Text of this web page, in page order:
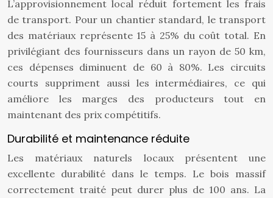
L’approvisionnement local réduit fortement les frais
de transport. Pour un chantier standard, le transport
des matériaux représente 15 à 25% du coût total. En
privilégiant des fournisseurs dans un rayon de 50 km,
ces dépenses diminuent de 60 à 80%. Les circuits
courts suppriment aussi les intermédiaires, ce qui
améliore les marges des producteurs tout en
maintenant des prix compétitifs.
Durabilité et maintenance réduite
Les matériaux naturels locaux présentent une
excellente durabilité dans le temps. Le bois massif
correctement traité peut durer plus de 100 ans. La